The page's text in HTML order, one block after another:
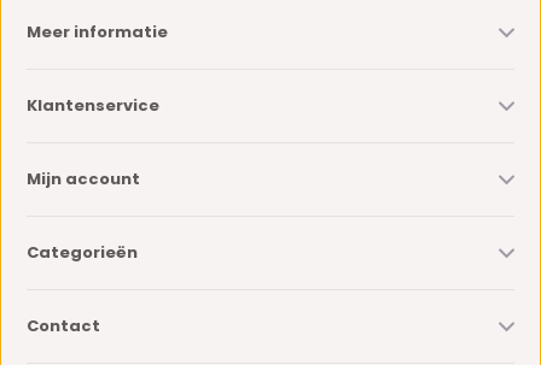
Meer informatie
Klantenservice
Mijn account
Categorieën
Contact